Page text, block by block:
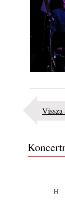
Vissza
H